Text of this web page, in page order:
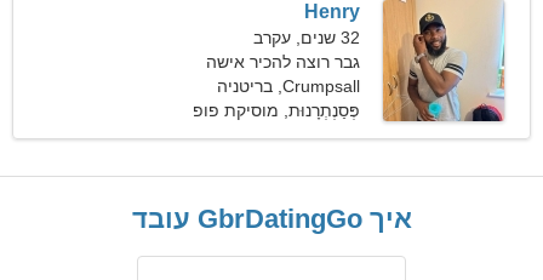
Henry
32 שנים, עקרב
גבר רוצה להכיר אישה
Crumpsall, בריטניה
פְּסַנְתְרָנוּת, מוסיקת פופ
איך GbrDatingGo עובד